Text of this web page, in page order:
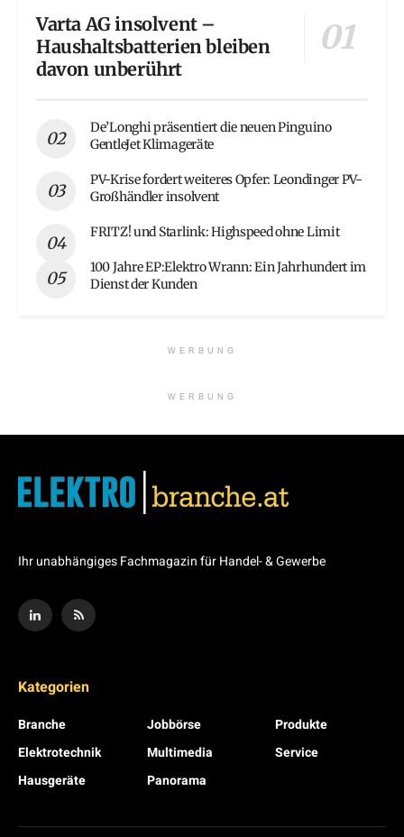
Varta AG insolvent –
Haushaltsbatterien bleiben
davon unberührt
De’Longhi präsentiert die neuen Pinguino
GentleJet Klimageräte
PV-Krise fordert weiteres Opfer: Leondinger PV-
Großhändler insolvent
FRITZ! und Starlink: Highspeed ohne Limit
100 Jahre EP:Elektro Wrann: Ein Jahrhundert im
Dienst der Kunden
WERBUNG
WERBUNG
Ihr unabhängiges Fachmagazin für Handel- & Gewerbe
Kategorien
Branche
Elektrotechnik
Hausgeräte
Jobbörse
Multimedia
Panorama
Produkte
Service